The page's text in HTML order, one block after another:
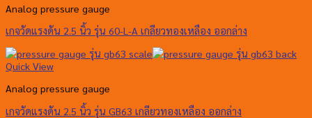
Analog pressure gauge
เกจวัดแรงดัน 2.5 นิ้ว รุ่น 60-L-A เกลียวทองเหลือง ออกล่าง
Quick View
Analog pressure gauge
เกจวัดแรงดัน 2.5 นิ้ว รุ่น GB63 เกลียวทองเหลือง ออกล่าง